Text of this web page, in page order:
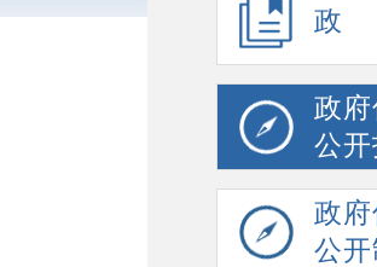
政
公
政
公